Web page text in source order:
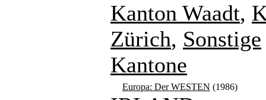
Kanton Waadt,
Zürich, Sonstige
Kantone
Europa: Der WESTEN (1986)